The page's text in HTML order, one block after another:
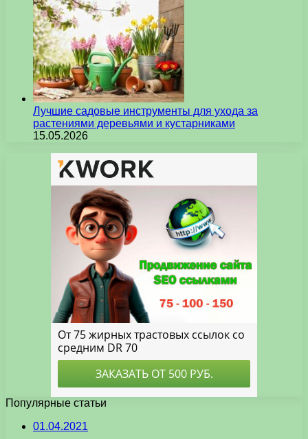
Лучшие садовые инструменты для ухода за
растениями деревьями и кустарниками
15.05.2026
Популярные статьи
01.04.2021